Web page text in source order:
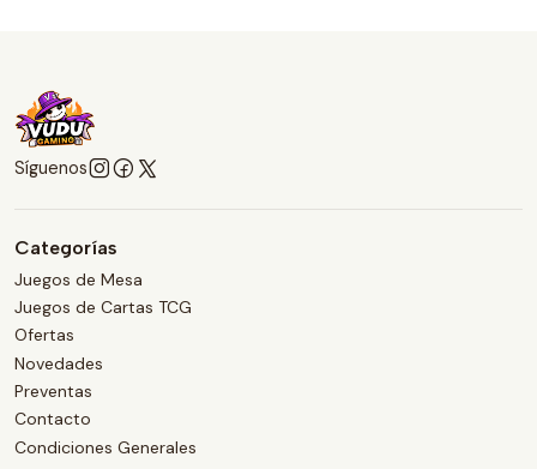
Síguenos
Categorías
Juegos de Mesa
Juegos de Cartas TCG
Ofertas
Novedades
Preventas
Contacto
Condiciones Generales